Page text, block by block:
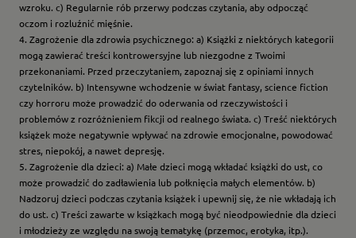
wzroku. c) Regularnie rób przerwy podczas czytania, aby odpocząć
oczom i rozluźnić mięśnie.
4. Zagrożenie dla zdrowia psychicznego: a) Książki z niektórych kategorii
mogą zawierać treści kontrowersyjne lub niezgodne z Twoimi
przekonaniami. Przed przeczytaniem, zapoznaj się z opiniami innych
czytelników. b) Intensywne wchodzenie w świat fantasy, science fiction
czy horroru może prowadzić do oderwania od rzeczywistości i
problemów z rozróżnieniem fikcji od realnego świata. c) Treść niektórych
książek może negatywnie wpływać na zdrowie emocjonalne, powodować
stres, niepokój, a nawet depresję.
5. Zagrożenie dla dzieci: a) Małe dzieci mogą wkładać książki do ust, co
może prowadzić do zadławienia lub połknięcia małych elementów. b)
Nadzoruj dzieci podczas czytania książek i upewnij się, że nie wkładają ich
do ust. c) Treści zawarte w książkach mogą być nieodpowiednie dla dzieci
i młodzieży ze względu na swoją tematykę (przemoc, erotyka, itp.).